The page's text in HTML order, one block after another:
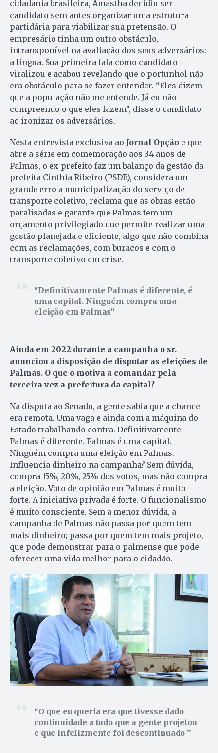
cidadania brasileira, Amastha decidiu ser
candidato sem antes organizar uma estrutura
partidária para viabilizar sua pretensão. O
empresário tinha um outro obstáculo,
intransponível na avaliação dos seus adversários:
a língua. Sua primeira fala como candidato
viralizou e acabou revelando que o portunhol não
era obstáculo para se fazer entender. “Eles dizem
que a população não me entende. Já eu não
compreendo o que eles fazem”, disse o candidato
ao ironizar os adversários.
Nesta entrevista exclusiva ao Jornal Opção e que
abre a série em comemoração aos 34 anos de
Palmas, o ex-prefeito faz um balanço da gestão da
prefeita Cinthia Ribeiro (PSDB), considera um
grande erro a municipalização do serviço de
transporte coletivo, reclama que as obras estão
paralisadas e garante que Palmas tem um
orçamento privilegiado que permite realizar uma
gestão planejada e eficiente, algo que não combina
com as reclamações, com buracos e com o
transporte coletivo em crise.
Definitivamente Palmas é diferente, é
uma capital. Ninguém compra uma
eleição em Palmas
Ainda em 2022 durante a campanha o sr.
anunciou a disposição de disputar as eleições de
Palmas. O que o motiva a comandar pela
terceira vez a prefeitura da capital?
Na disputa ao Senado, a gente sabia que a chance
era remota. Uma vaga e ainda com a máquina do
Estado trabalhando contra. Definitivamente,
Palmas é diferente. Palmas é uma capital.
Ninguém compra uma eleição em Palmas.
Influencia dinheiro na campanha? Sem dúvida,
compra 15%, 20%, 25% dos votos, mas não compra
a eleição. Voto de opinião em Palmas é muito
forte. A iniciativa privada é forte. O funcionalismo
é muito consciente. Sem a menor dúvida, a
campanha de Palmas não passa por quem tem
mais dinheiro; passa por quem tem mais projeto,
que pode demonstrar para o palmense que pode
oferecer uma vida melhor para o cidadão.
O que eu queria era que tivesse dado
continuidade a tudo que a gente projetou
e que infelizmente foi descontinuado